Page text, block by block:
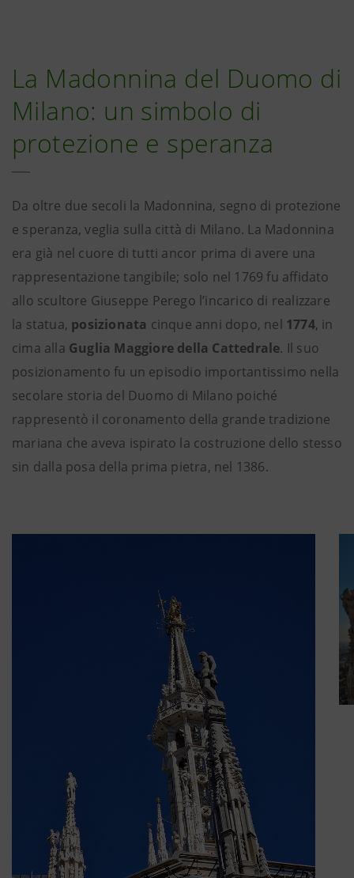
La Madonnina del Duomo di
Milano: un simbolo di
protezione e speranza
Da oltre due secoli la Madonnina, segno di protezione
e speranza, veglia sulla città di Milano. La Madonnina
era già nel cuore di tutti ancor prima di avere una
rappresentazione tangibile; solo nel 1769 fu affidato
allo scultore Giuseppe Perego l’incarico di realizzare
la statua, posizionata cinque anni dopo, nel 1774, in
cima alla Guglia Maggiore della Cattedrale. Il suo
posizionamento fu un episodio importantissimo nella
secolare storia del Duomo di Milano poiché
rappresentò il coronamento della grande tradizione
mariana che aveva ispirato la costruzione dello stesso
sin dalla posa della prima pietra, nel 1386.